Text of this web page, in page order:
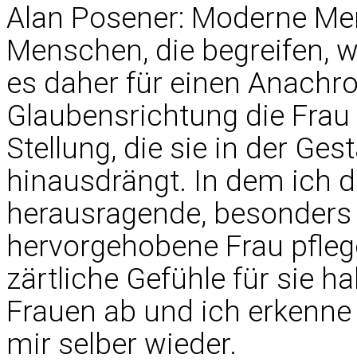
Alan Posener: Moderne
Menschen, die begreifen,
es daher für einen
Glaubensrichtung die
Stellung, die sie in der
hinausdrängt. In dem ich
herausragende,
hervorgehobene Frau
zärtliche Gefühle für sie
Frauen ab und ich
mir selber wieder.